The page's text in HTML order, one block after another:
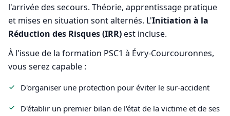
l'arrivée des secours. Théorie, apprentissage pratique
et mises en situation sont alternés. L'Initiation à la
Réduction des Risques (IRR)est incluse.
À l'issue de la formation PSC1 à Évry-Courcouronnes,
vous serez capable :
D'organiser une protection pour éviter le sur-accident
D'établir un premier bilan de l'état de la victime et de ses